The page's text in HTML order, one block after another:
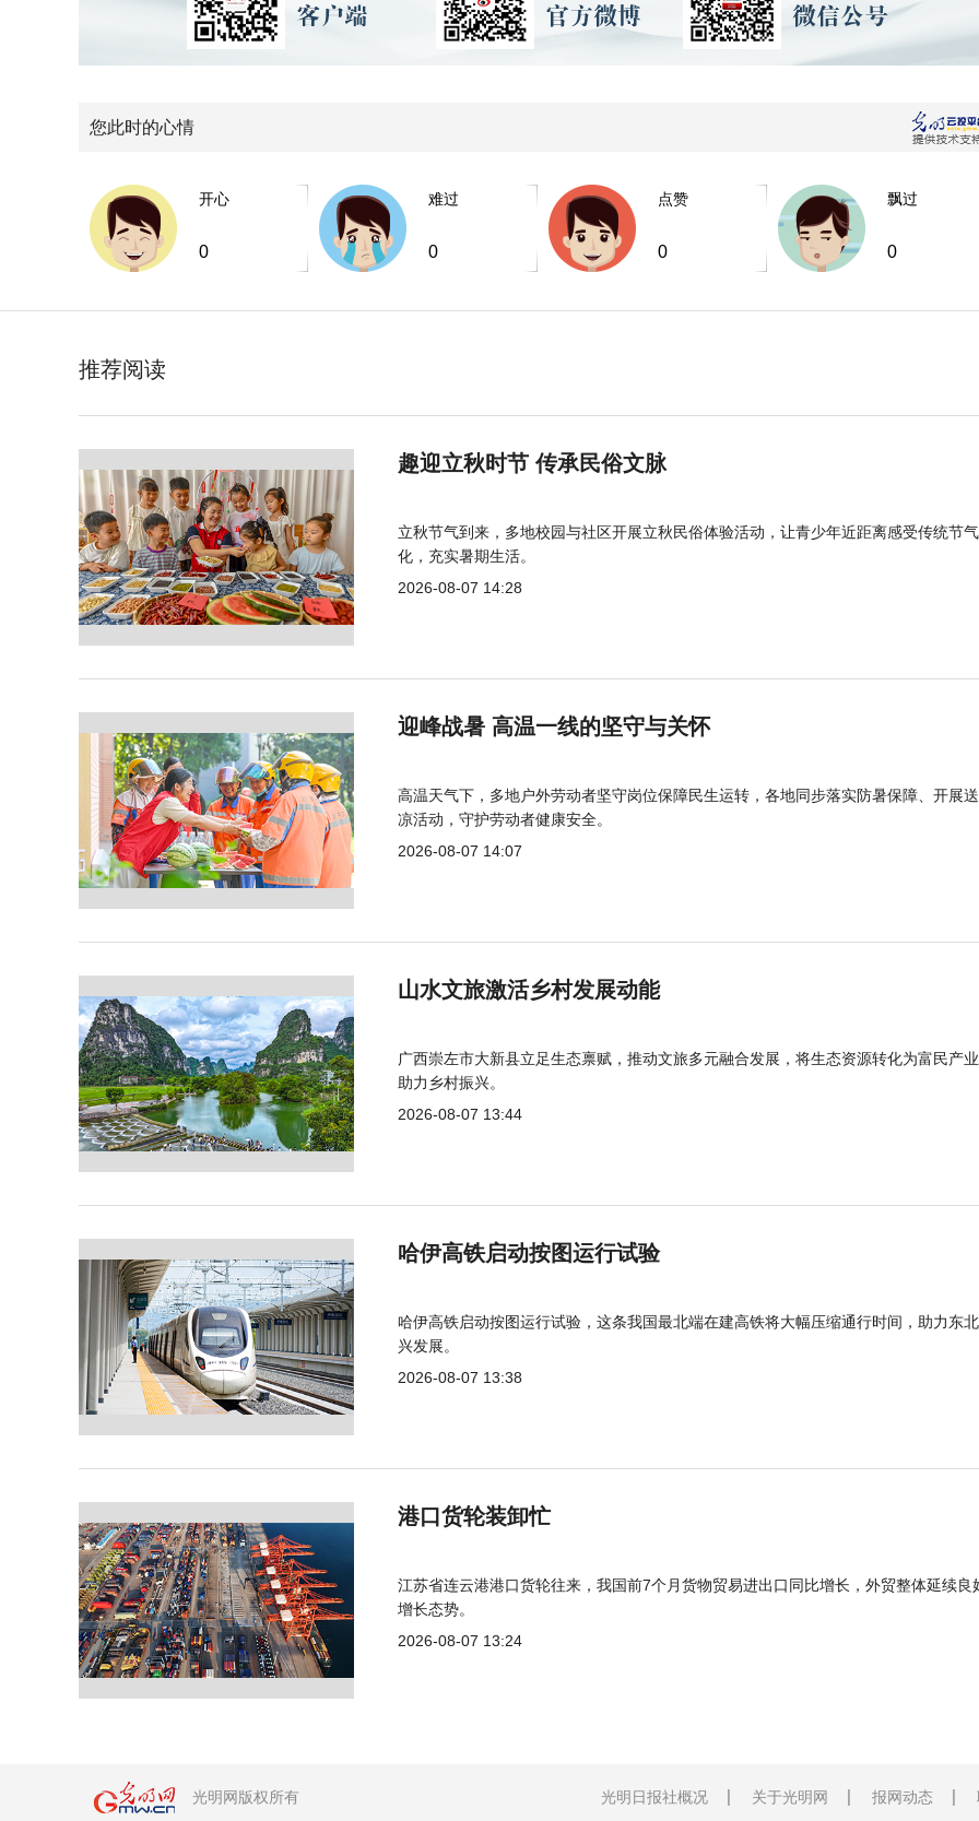
您此时的心情
开心
0
难过
0
点赞
0
飘过
0
推荐阅读
趣迎立秋时节 传承民俗文脉
立秋节气到来，多地校园与社区开展立秋民俗体验活动，让青少年近距离感受传统节
化，充实暑期生活。
2026-08-07 14:28
迎峰战暑 高温一线的坚守与关怀
高温天气下，多地户外劳动者坚守岗位保障民生运转，各地同步落实防暑保障、开展
凉活动，守护劳动者健康安全。
2026-08-07 14:07
山水文旅激活乡村发展动能
广西崇左市大新县立足生态禀赋，推动文旅多元融合发展，将生态资源转化为富民产
助力乡村振兴。
2026-08-07 13:44
哈伊高铁启动按图运行试验
哈伊高铁启动按图运行试验，这条我国最北端在建高铁将大幅压缩通行时间，助力东
兴发展。
2026-08-07 13:38
港口货轮装卸忙
江苏省连云港港口货轮往来，我国前7个月货物贸易进出口同比增长，外贸整体延续良
增长态势。
2026-08-07 13:24
光明网版权所有 光明日报社概况 关于光明网 报网动态